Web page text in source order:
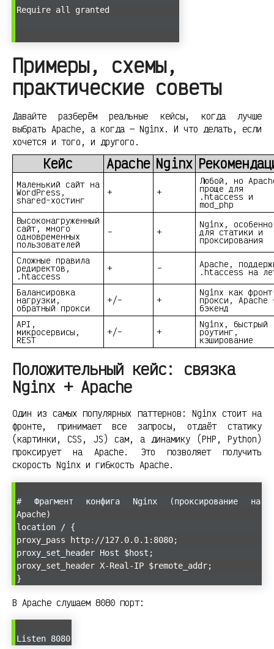
Require all granted
Примеры, схемы,
практические советы
Давайте разберём реальные кейсы, когда лучше
выбрать Apache, а когда — Nginx. И что делать, если
хочется и того, и другого.
Кейс Apache Nginx
Маленький сайт на
WordPress,
shared-хостинг
+ +
Любой, но
проще для
.htaccess и
mod_php
Высоконагруженный
сайт, много
одновременных
пользователей
– +
Nginx, особенно
для статики и
проксирования
Сложные правила
редиректов,
.htaccess
+ – Apache,
.htaccess на
Балансировка
нагрузки,
обратный прокси
+/– +
Nginx как
прокси, Apache
бэкенд
API,
микросервисы,
REST
+/– +
Nginx, быстрый
роутинг,
кэширование
Положительный кейс: связка
Nginx + Apache
Один из самых популярных паттернов: Nginx стоит на
фронте, принимает все запросы, отдаёт статику
(картинки, CSS, JS) сам, а динамику (PHP, Python)
проксирует на Apache. Это позволяет получить
скорость Nginx и гибкость Apache.
# Фрагмент конфига Nginx (проксирование на
Apache)
location / {
proxy_pass http://127.0.0.1:8080;
proxy_set_header Host $host;
proxy_set_header X-Real-IP $remote_addr;
}
В Apache слушаем 8080 порт:
Listen 8080